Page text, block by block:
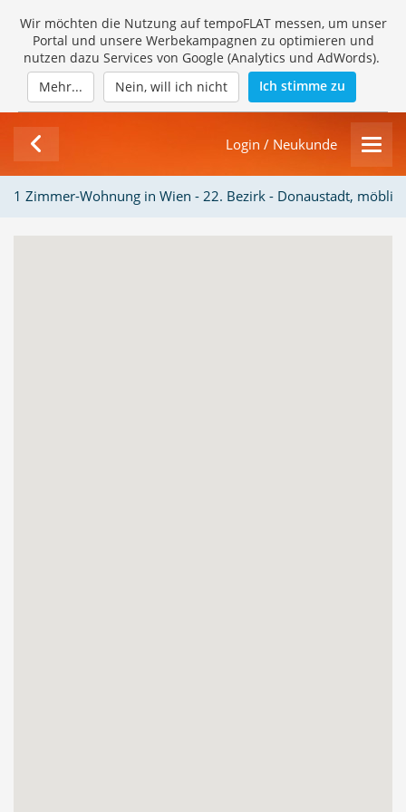
Wir möchten die Nutzung auf tempoFLAT messen, um unser
Portal und unsere Werbekampagnen zu optimieren und
nutzen dazu Services von Google (Analytics und AdWords).
Mehr...
Nein, will ich nicht Ich stimme zu
Login / Neukunde
1 Zimmer-Wohnung in Wien - 22. Bezirk - Donaustadt,